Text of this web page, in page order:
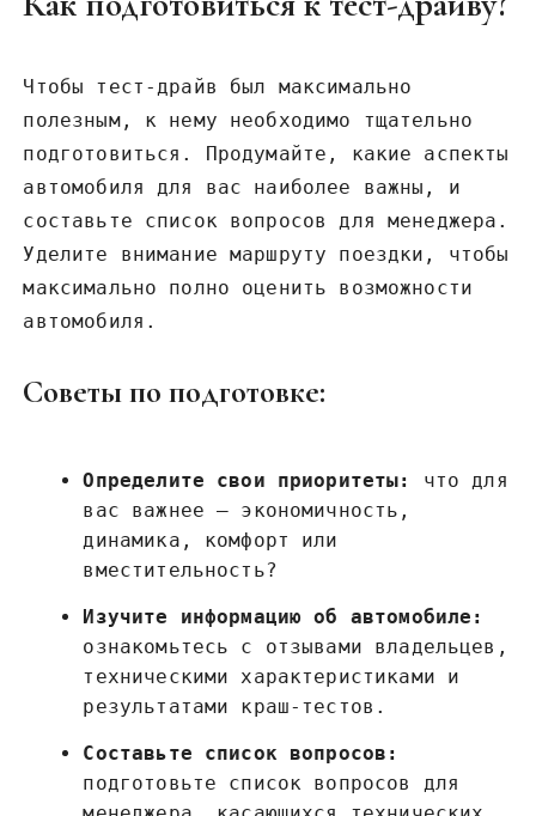
Чтобы тест-драйв был максимально
полезным, к нему необходимо тщательно
подготовиться. Продумайте, какие аспекты
автомобиля для вас наиболее важны, и
составьте список вопросов для менеджера.
Уделите внимание маршруту поездки, чтобы
максимально полно оценить возможности
автомобиля.
Советы по подготовке:
Определите свои приоритеты:
что для
вас важнее – экономичность,
динамика, комфорт или
вместительность?
Изучите информацию об автомобиле:
ознакомьтесь с отзывами владельцев,
техническими характеристиками и
результатами краш-тестов.
Составьте список вопросов:
подготовьте список вопросов для